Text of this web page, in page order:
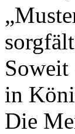
in
Die